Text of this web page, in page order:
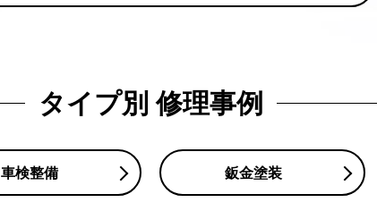
タイプ別 修理事例
車検整備 鈑金塗装